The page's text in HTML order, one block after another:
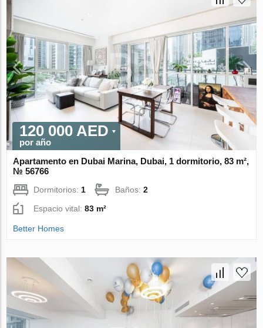
120 000 AED
por año
Apartamento en Dubai Marina, Dubai, 1 dormitorio, 83 m²,
№ 56766
Dormitorios: 1 Baños:2
Espacio vital:83 m²
Better Homes